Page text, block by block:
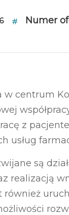
Numer
centrum
z
usług
są
realizacją
również